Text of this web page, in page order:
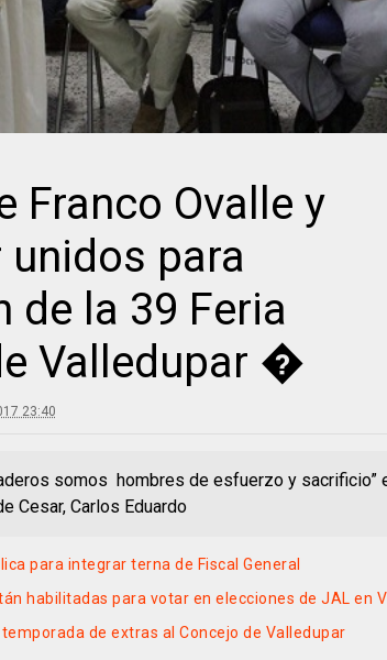
Franco Ovalle y
para
la 39 Feria
Valledupar �
23:40
somos hombres de esfuerzo y sacrificio”
Cesar, Carlos Eduardo
para integrar terna de Fiscal General
habilitadas para votar en elecciones de JAL en
de extras al Concejo de Valledupar